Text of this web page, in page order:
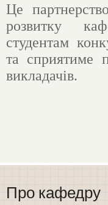
Це
розвитку
студентам
та сприятиме
викладачів.
Про кафедру